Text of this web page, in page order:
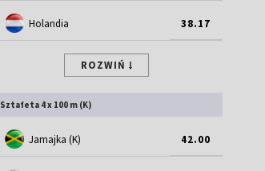
Holandia 38.17
ROZWIŃ
Sztafeta 4 x 100 m (K)
Jamajka (K) 42.00